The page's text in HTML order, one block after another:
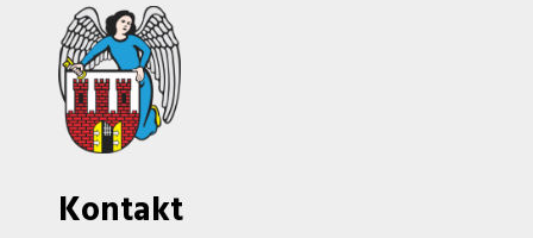
Kontakt